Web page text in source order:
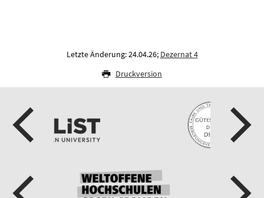
Letzte Änderung: 24.04.26; Dezernat 4
Druckversion